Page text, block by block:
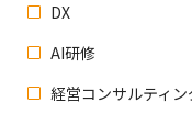
DX
AI研修
経営コンサルティン